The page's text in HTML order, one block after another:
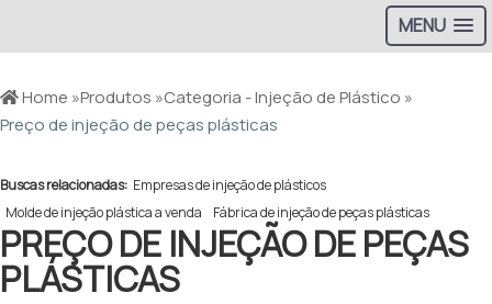
MENU
Home »Produtos »Categoria - Injeção de Plástico »
Preço de injeção de peças plásticas
Buscas relacionadas: Empresas de injeção de plásticos
Molde de injeção plástica a venda
Fábrica de injeção de peças plásticas
PREÇO DE INJEÇÃO DE PEÇAS
PLÁSTICAS